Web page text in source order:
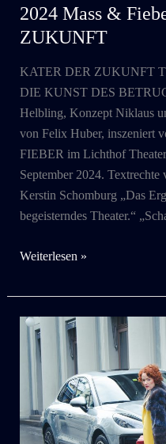
2024 Mass &
ZUKUNFT
KATER DER ZUKUNFT
DIE KUNST DES
Helbling, Konzept Niklaus
von Felix Huber, inszeniert
FIEBER im Lichthof
September 2024.
Kerstin Schomburg „Das
begeisterndes Theater.“
2024
&
Fieber
OST:
KATER
DER
ZUKUNFT
Weiterlesen »